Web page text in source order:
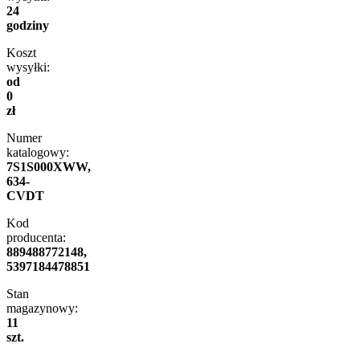
24
godziny
Koszt
wysyłki:
od
0
zł
Numer
katalogowy:
7S1S000XWW,
634-
CVDT
Kod
producenta:
889488772148,
5397184478851
Stan
magazynowy:
11
szt.